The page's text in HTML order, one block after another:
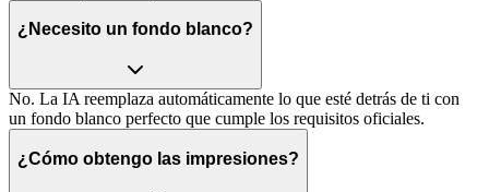
¿Necesito un fondo blanco?
No. La IA reemplaza automáticamente lo que esté detrás de ti con
un fondo blanco perfecto que cumple los requisitos oficiales.
¿Cómo obtengo las impresiones?